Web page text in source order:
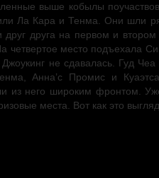
выше кобылы
Ла Кара и Тенма. Они шли
друг друга на первом и
четвертое место подъехала
не сдавалась. Гуд
Анна’с Промис и
из него широким фронтом.
места. Вот как это